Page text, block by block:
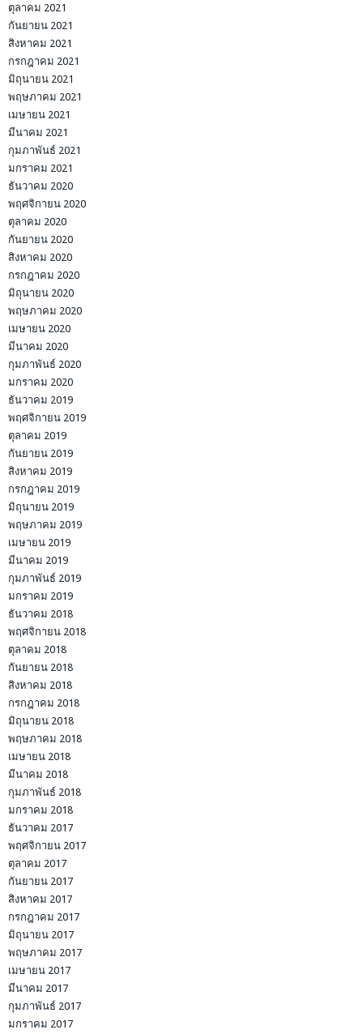
ตุลาคม 2021
กันยายน 2021
สิงหาคม 2021
กรกฎาคม 2021
มิถุนายน 2021
พฤษภาคม 2021
เมษายน 2021
มีนาคม 2021
กุมภาพันธ์ 2021
มกราคม 2021
ธันวาคม 2020
พฤศจิกายน 2020
ตุลาคม 2020
กันยายน 2020
สิงหาคม 2020
กรกฎาคม 2020
มิถุนายน 2020
พฤษภาคม 2020
เมษายน 2020
มีนาคม 2020
กุมภาพันธ์ 2020
มกราคม 2020
ธันวาคม 2019
พฤศจิกายน 2019
ตุลาคม 2019
กันยายน 2019
สิงหาคม 2019
กรกฎาคม 2019
มิถุนายน 2019
พฤษภาคม 2019
เมษายน 2019
มีนาคม 2019
กุมภาพันธ์ 2019
มกราคม 2019
ธันวาคม 2018
พฤศจิกายน 2018
ตุลาคม 2018
กันยายน 2018
สิงหาคม 2018
กรกฎาคม 2018
มิถุนายน 2018
พฤษภาคม 2018
เมษายน 2018
มีนาคม 2018
กุมภาพันธ์ 2018
มกราคม 2018
ธันวาคม 2017
พฤศจิกายน 2017
ตุลาคม 2017
กันยายน 2017
สิงหาคม 2017
กรกฎาคม 2017
มิถุนายน 2017
พฤษภาคม 2017
เมษายน 2017
มีนาคม 2017
กุมภาพันธ์ 2017
มกราคม 2017